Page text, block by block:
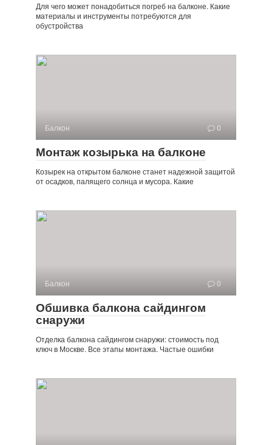
Для чего может понадобиться погреб на балконе. Какие
материалы и инструменты потребуются для
обустройства
Балкон 0
Монтаж козырька на балконе
Козырек на открытом балконе станет надежной защитой
от осадков, палящего солнца и мусора. Какие
Балкон 0
Обшивка балкона сайдингом
снаружи
Отделка балкона сайдингом снаружи: стоимость под
ключ в Москве. Все этапы монтажа. Частые ошибки